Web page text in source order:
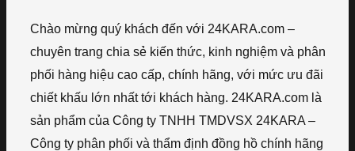
Chào mừng quý khách đến với 24KARA.com –
chuyên trang chia sẻ kiến thức, kinh nghiệm và phân
phối hàng hiệu cao cấp, chính hãng, với mức ưu đãi
chiết khấu lớn nhất tới khách hàng. 24KARA.com là
sản phẩm của Công ty TNHH TMDVSX 24KARA –
Công ty phân phối và thẩm định đồng hồ chính hãng